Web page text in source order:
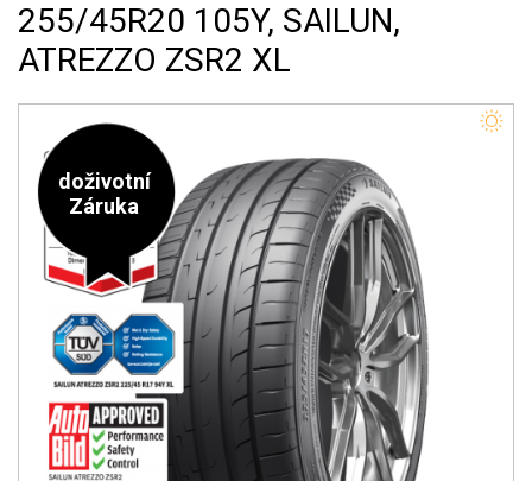
255/45R20 105Y, SAILUN,
ATREZZO ZSR2 XL
doživotní
Záruka